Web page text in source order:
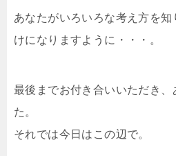
あなたがいろいろな考え方を
けになりますように・・・。
最後までお付き合いいただき、
た。
それでは今日はこの辺で。